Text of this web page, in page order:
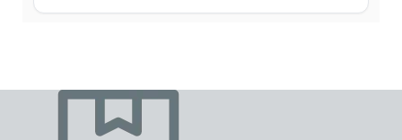
απαραίτητος σύμμαχός σας για απολαυστικές, ζεστές
σας στην τέλεια θερμοκρασία, επιτρέποντάς σας να
επιφάνειά της, κατασκευασμένη από γυαλί ανθεκτικό